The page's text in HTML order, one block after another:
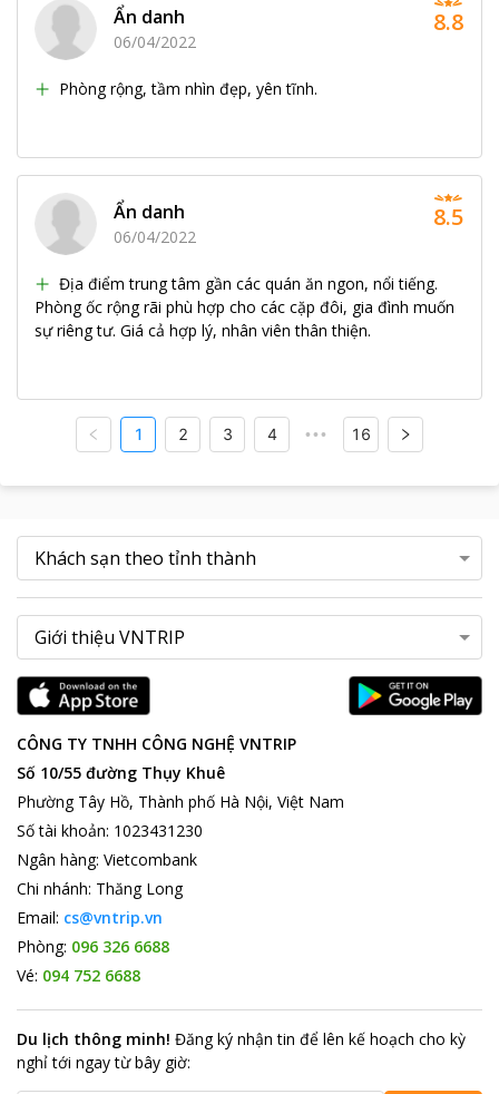
Ẩn danh
06/04/2022
Phòng rộng, tầm nhìn đẹp, yên tĩnh.
8.8
Ẩn danh
06/04/2022
Địa điểm trung tâm gần các quán ăn ngon, nổi tiếng.
Phòng ốc rộng rãi phù hợp cho các cặp đôi, gia đình muốn
sự riêng tư. Giá cả hợp lý, nhân viên thân thiện.
8.5
1 2 3 4 ••• 16
CÔNG TY TNHH CÔNG NGHỆ VNTRIP
Số 10/55 đường Thụy Khuê
Phường Tây Hồ, Thành phố Hà Nội, Việt Nam
Số tài khoản: 1023431230
Ngân hàng: Vietcombank
Chi nhánh: Thăng Long
Email: cs@vntrip.vn
Phòng: 096 326 6688
Vé: 094 752 6688
Du lịch thông minh! Đăng ký nhận tin để lên kế hoạch cho kỳ
nghỉ tới ngay từ bây giờ: